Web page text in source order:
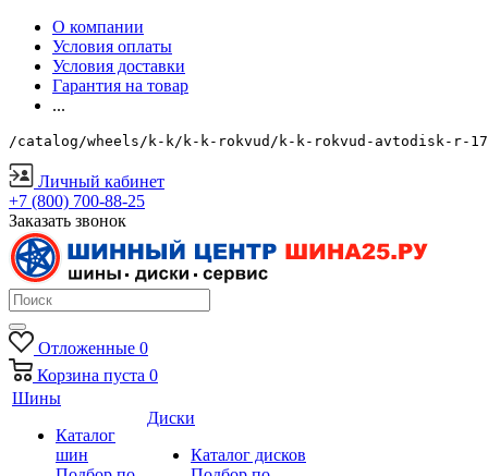
О компании
Условия оплаты
Условия доставки
Гарантия на товар
...
/catalog/wheels/k-k/k-k-rokvud/k-k-rokvud-avtodisk-r-
Личный кабинет
+7 (800) 700-88-25
Заказать звонок
Отложенные 0
Корзина пуста 0
Шины
Каталог
шин
Диски
Каталог дисков